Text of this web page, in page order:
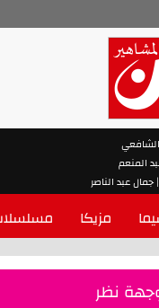
المنعم
عبد الناصر
مزيكا
نظر